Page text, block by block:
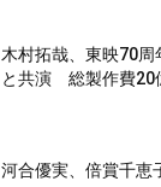
木村拓哉、東映70
と共演 総製作費20
河合優実、倍賞千恵